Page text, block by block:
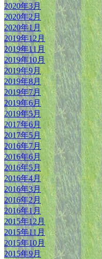
2020年3月
2020年2月
2020年1月
2019年12月
2019年11月
2019年10月
2019年9月
2019年8月
2019年7月
2019年6月
2019年5月
2017年6月
2017年5月
2016年7月
2016年6月
2016年5月
2016年4月
2016年3月
2016年2月
2016年1月
2015年12月
2015年11月
2015年10月
2015年9月